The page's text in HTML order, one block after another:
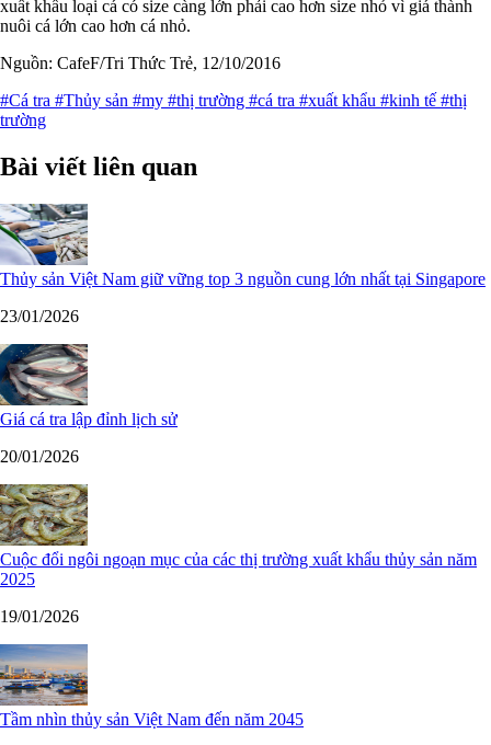
xuất khẩu loại cá có size càng lớn phải cao hơn size nhỏ vì giá thành
nuôi cá lớn cao hơn cá nhỏ.
Nguồn: CafeF/Tri Thức Trẻ, 12/10/2016
#Cá tra #Thủy sản #my #thị trường #cá tra #xuất khẩu #kinh tế #thị
trường
Bài viết liên quan
Thủy sản Việt Nam giữ vững top 3 nguồn cung lớn nhất tại Singapore
23/01/2026
Giá cá tra lập đỉnh lịch sử
20/01/2026
Cuộc đổi ngôi ngoạn mục của các thị trường xuất khẩu thủy sản năm
2025
19/01/2026
Tầm nhìn thủy sản Việt Nam đến năm 2045